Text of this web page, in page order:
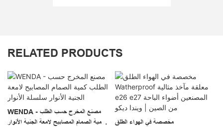
RELATED PRODUCTS
WENDA - مصنع المخرج حسب الطلب
كمية الصمام المصابيح لامعة الجنية الأنوار
مخصصة في الهواء الطلق